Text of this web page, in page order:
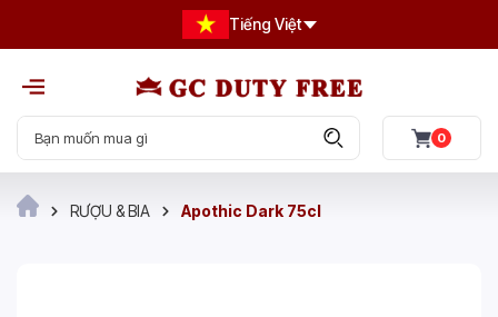
Tiếng Việt
0
RƯỢU & BIA Apothic Dark 75cl